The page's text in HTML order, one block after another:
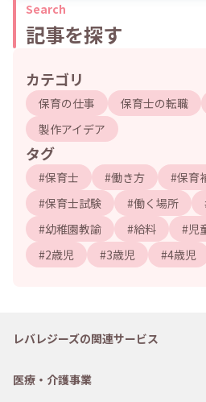
Search
記事を探す
カテゴリ
保育の仕事 保育士の転職
製作アイデア
タグ
#保育士 #働き方 #保育
#保育士試験 #働く場所
#幼稚園教諭 #給料 #児
#2歳児 #3歳児 #4歳児
レバレジーズの関連サービス
医療・介護事業